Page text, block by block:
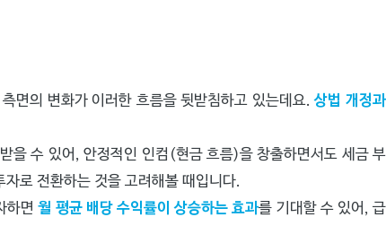
면의 변화가 이러한 흐름을 뒷받침하고 있는데요.상법 개정과
을 수 있어, 안정적인 인컴(현금 흐름)을 창출하면서도 세금 부
로 전환하는 것을 고려해볼 때입니다.
하면월 평균 배당 수익률이 상승하는 효과를 기대할 수 있어, 급